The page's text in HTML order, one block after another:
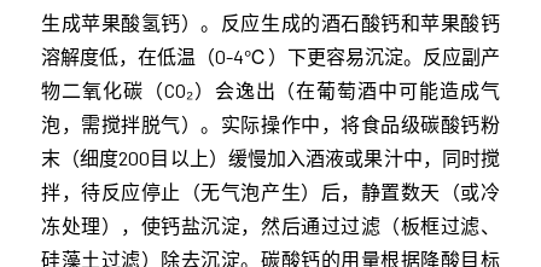
生成苹果酸氢钙）。反应生成的酒石酸钙和苹果酸钙
溶解度低，在低温（0-4℃）下更容易沉淀。反应副产
物二氧化碳（CO₂）会逸出（在葡萄酒中可能造成气
泡，需搅拌脱气）。实际操作中，将食品级碳酸钙粉
末（细度200目以上）缓慢加入酒液或果汁中，同时搅
拌，待反应停止（无气泡产生）后，静置数天（或冷
冻处理），使钙盐沉淀，然后通过过滤（板框过滤、
硅藻土过滤）除去沉淀。碳酸钙的用量根据降酸目标